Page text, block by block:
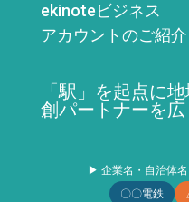
ekinoteビジネス
アカウントのご紹介
「駅」を起点に
創パートナーを広
▶ 企業名・自治体
〇〇電鉄